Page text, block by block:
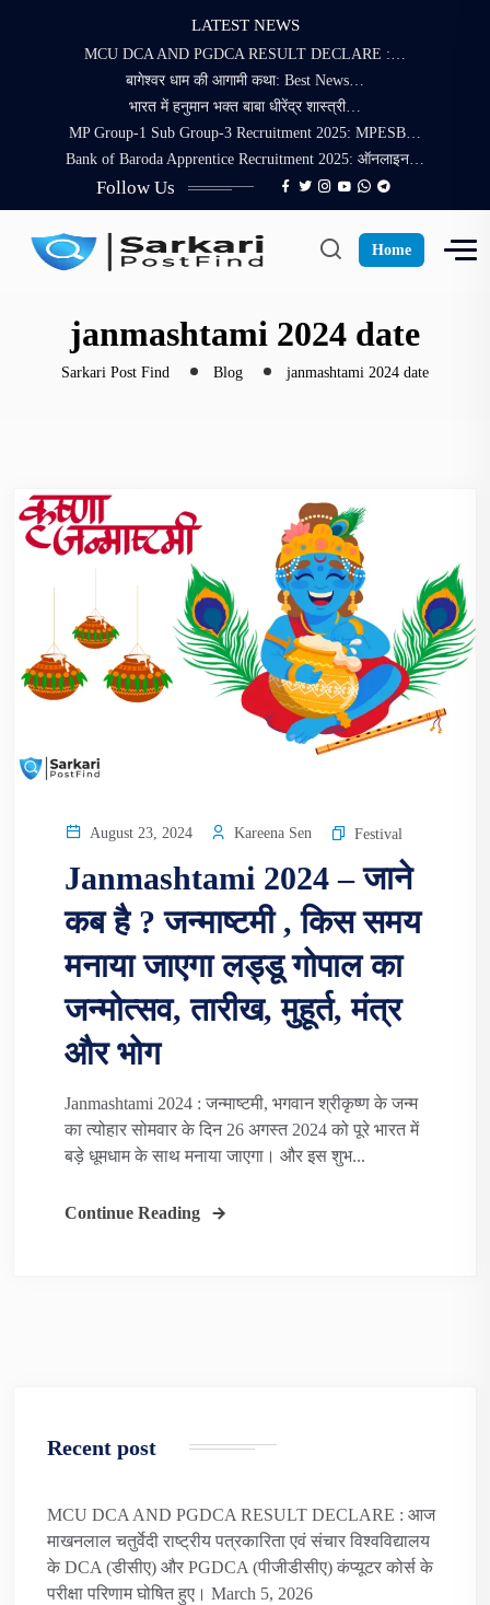
LATEST NEWS
MCU DCA AND PGDCA RESULT DECLARE :…
बागेश्वर धाम की आगामी कथा: Best News…
भारत में हनुमान भक्त बाबा धीरेंद्र शास्त्री…
MP Group-1 Sub Group-3 Recruitment 2025: MPESB…
Bank of Baroda Apprentice Recruitment 2025: ऑनलाइन…
Follow Us
Home
janmashtami 2024 date
Sarkari Post Find Blog janmashtami 2024 date
August 23, 2024 Kareena Sen Festival
Janmashtami 2024 – जाने
कब है ? जन्माष्टमी , किस समय
मनाया जाएगा लड्डू गोपाल का
जन्मोत्सव, तारीख, मुहूर्त, मंत्र
और भोग
Janmashtami 2024 : जन्माष्टमी, भगवान श्रीकृष्ण के जन्म
का त्योहार सोमवार के दिन 26 अगस्त 2024 को पूरे भारत में
बड़े धूमधाम के साथ मनाया जाएगा। और इस शुभ...
Continue Reading
Recent post
MCU DCA AND PGDCA RESULT DECLARE : आज
माखनलाल चतुर्वेदी राष्ट्रीय पत्रकारिता एवं संचार विश्वविद्यालय
के DCA (डीसीए) और PGDCA (पीजीडीसीए) कंप्यूटर कोर्स के
परीक्षा परिणाम घोषित हुए। March 5, 2026